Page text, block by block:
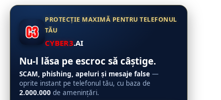
PROTECȚIE MAXIMĂ PENTRU TELEFONUL
TĂU
CYBER3.AI
Nu-l lăsa pe escroc să câștige.
SCAM, phishing, apeluri și mesaje false —
oprite instant pe telefonul tău, cu baza de
2.000.000 de amenințări.